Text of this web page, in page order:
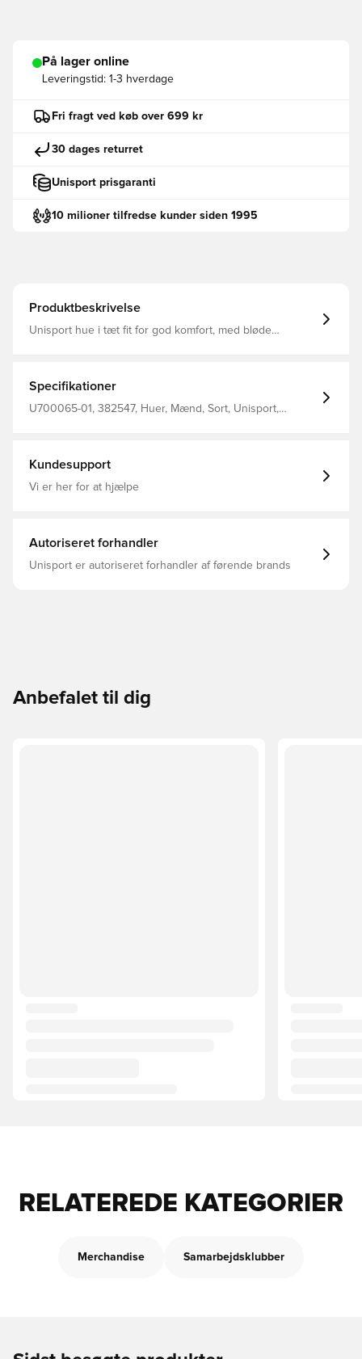
På lager online
Leveringstid: 1-3 hverdage
Fri fragt ved køb over 699 kr
30 dages returret
Unisport prisgaranti
10 milioner tilfredse kunder siden 1995
Produktbeskrivelse
Unisport hue i tæt fit for god komfort, med bløde
Specifikationer
U700065-01, 382547, Huer, Mænd, Sort, Unisport,
Kundesupport
Vi er her for at hjælpe
Autoriseret forhandler
Unisport er autoriseret forhandler af førende brands
Anbefalet til dig
RELATEREDE KATEGORIER
Merchandise Samarbejdsklubber